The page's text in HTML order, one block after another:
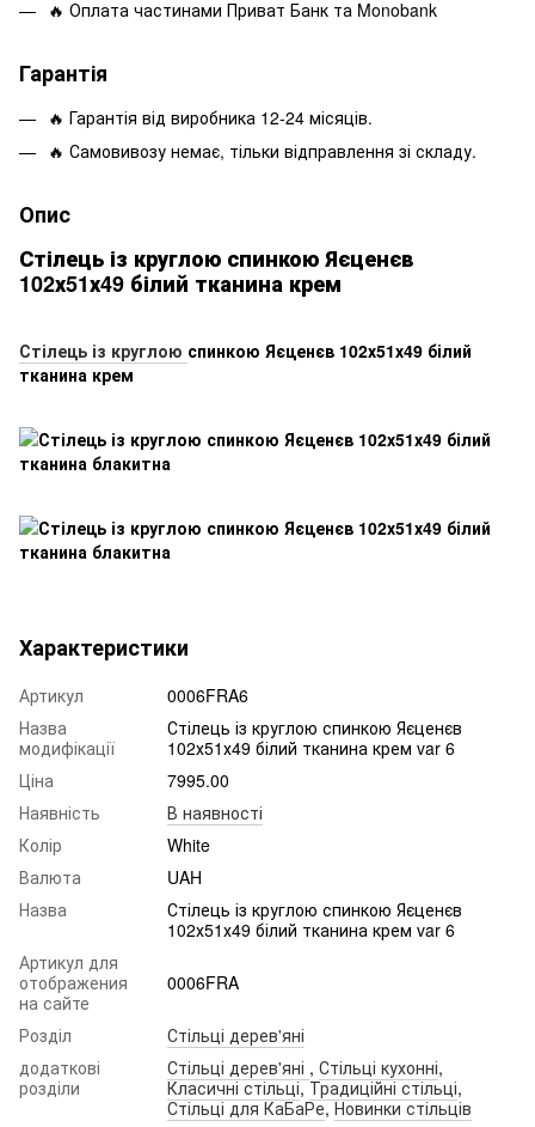
🔥 Оплата частинами Приват Банк та Monobank
Гарантія
🔥 Гарантія від виробника 12-24 місяців.
🔥 Самовивозу немає, тільки відправлення зі складу.
Опис
Стілець із круглою спинкою Яєценєв
102х51х49 білий тканина крем
Стілець із круглою спинкою Яєценєв 102х51х49 білий
тканина крем
Характеристики
Артикул
0006FRA6
Назва
модифікації
Стілець із круглою спинкою Яєценєв
102х51х49 білий тканина крем var 6
Ціна
7995.00
Наявність
В наявності
Колір
White
Валюта
UAH
Назва
Стілець із круглою спинкою Яєценєв
102х51х49 білий тканина крем var 6
Артикул для
отображения
на сайте
0006FRA
Розділ
Стільці дерев'яні
додаткові
розділи
Стільці дерев'яні , Стільці кухонні,
Класичні стільці,Традиційні стільці,
Стільці для КаБаРе,Новинки стільців